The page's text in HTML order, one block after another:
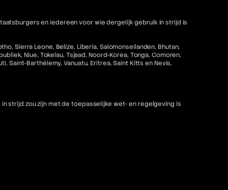
en iedereen voor wie dergelijk gebruik in strijd is
Sierra Leone, Belize, Liberia, Salomonseilanden, Bhutan,
Niue, Tokelau, Tsjaad, Noord-Korea, Tonga, Comoren,
Saint-Barthélemy, Vanuatu, Eritrea, Saint Kitts en Nevis,
strijd zou zijn met de toepasselijke wet- en regelgeving is